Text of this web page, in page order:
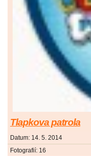
Tlapkova patrola
Datum: 14. 5. 2014
Fotografií: 16